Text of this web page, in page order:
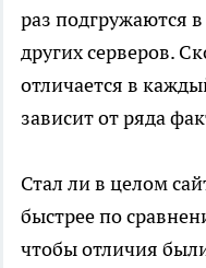
раз подгружаются
других серверов.
отличается в
зависит от ряда
Стал ли в целом
быстрее по
чтобы отличия